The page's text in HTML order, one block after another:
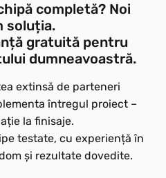
completă? Noi
soluția.
gratuită pentru
dumneavoastră.
extinsă de parteneri
întregul proiect –
la finisaje.
testate, cu experiență în
și rezultate dovedite.